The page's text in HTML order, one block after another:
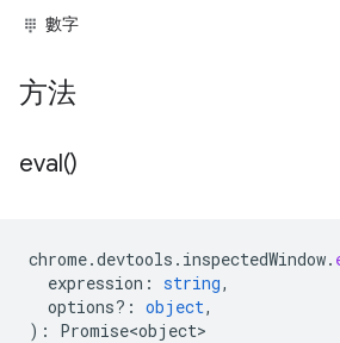
數字
方法
eval()
chrome.devtools . inspectedWindow.
expression : string,
options? : object,
) : Promise<object>